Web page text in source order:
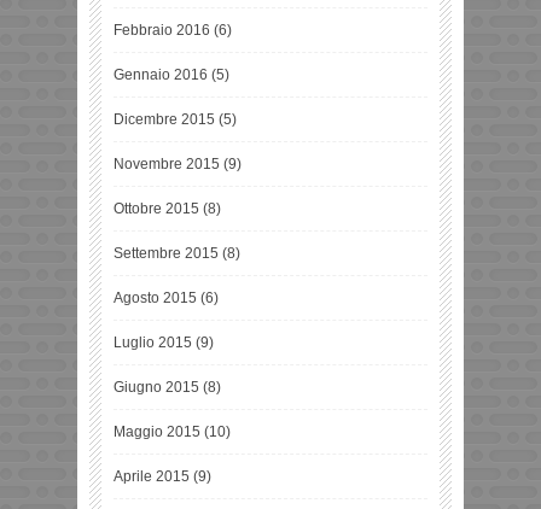
Febbraio 2016 (6)
Gennaio 2016 (5)
Dicembre 2015 (5)
Novembre 2015 (9)
Ottobre 2015 (8)
Settembre 2015 (8)
Agosto 2015 (6)
Luglio 2015 (9)
Giugno 2015 (8)
Maggio 2015 (10)
Aprile 2015 (9)